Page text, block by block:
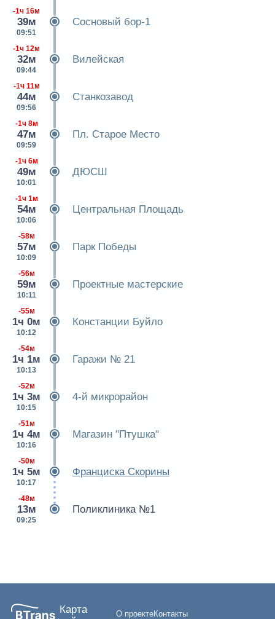
-1ч 16м
39м
09:51
Сосновый бор-1
-1ч 12м
32м
09:44
Вилейская
-1ч 11м
44м
09:56
Станкозавод
-1ч 8м
47м
09:59
Пл. Старое Место
-1ч 6м
49м
10:01
ДЮСШ
-1ч 1м
54м
10:06
Центральная Площадь
-58м
57м
10:09
Парк Победы
-56м
59м
10:11
Проектные мастерские
-55м
1ч 0м
10:12
Констанции Буйло
-54м
1ч 1м
10:13
Гаражи № 21
-52м
1ч 3м
10:15
4-й микрорайон
-51м
1ч 4м
10:16
Магазин "Птушка"
-50м
1ч 5м
10:17
Франциска Скорины
-48м
13м
09:25
Поликлиника №1
Карта
О проектеКонтакты